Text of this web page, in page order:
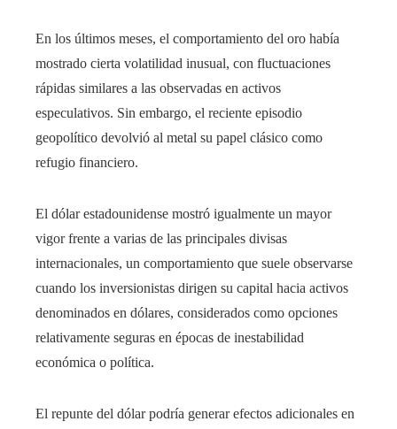
En los últimos meses, el comportamiento del oro había
mostrado cierta volatilidad inusual, con fluctuaciones
rápidas similares a las observadas en activos
especulativos. Sin embargo, el reciente episodio
geopolítico devolvió al metal su papel clásico como
refugio financiero.
El dólar estadounidense mostró igualmente un mayor
vigor frente a varias de las principales divisas
internacionales, un comportamiento que suele observarse
cuando los inversionistas dirigen su capital hacia activos
denominados en dólares, considerados como opciones
relativamente seguras en épocas de inestabilidad
económica o política.
El repunte del dólar podría generar efectos adicionales en